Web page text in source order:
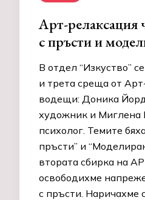
Арт-релаксация
с пръсти и
В отдел “Изкуство”
и трета среща от
водещи: Доника
художник и Миглена
психолог. Темите
пръсти” и
втората сбирка на
освободихме
с пръсти. Наричахме